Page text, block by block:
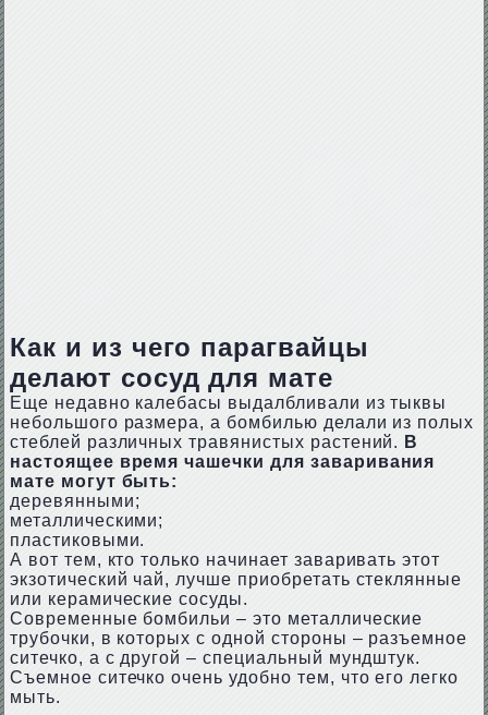
Как и из чего парагвайцы
делают сосуд для мате
Еще недавно калебасы выдалбливали из тыквы
небольшого размера, а бомбилью делали из полых
стеблей различных травянистых растений. В
настоящее время чашечки для заваривания
мате могут быть:
деревянными;
металлическими;
пластиковыми.
А вот тем, кто только начинает заваривать этот
экзотический чай, лучше приобретать стеклянные
или керамические сосуды.
Современные бомбильи – это металлические
трубочки, в которых с одной стороны – разъемное
ситечко, а с другой – специальный мундштук.
Съемное ситечко очень удобно тем, что его легко
мыть.